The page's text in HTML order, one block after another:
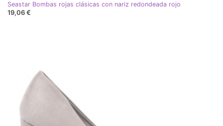
Seastar Bombas rojas clásicas con nariz redondeada rojo
19,06 €